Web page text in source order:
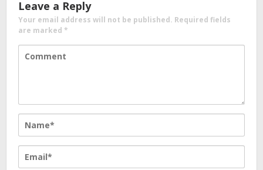
Leave a Reply
Your email address will not be published. Required fields
are marked *